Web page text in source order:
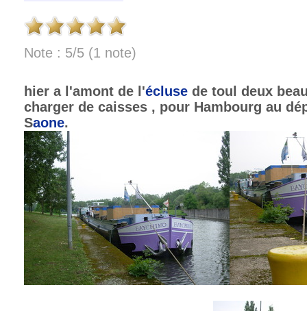
Note : 5/5 (1 note)
hier a l'amont de l'écluse de toul deux
charger de caisses , pour Hambourg au
Saone.